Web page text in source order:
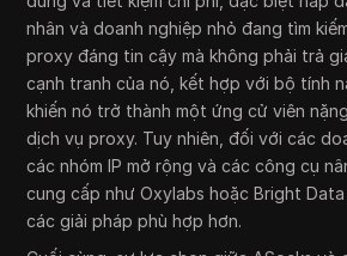
nhân và doanh nghiệp nhỏ đang tìm
proxy đáng tin cậy mà không phải trả
cạnh tranh của nó, kết hợp với bộ tính
khiến nó trở thành một ứng cử viên
dịch vụ proxy. Tuy nhiên, đối với các
các nhóm IP mở rộng và các công cụ
cung cấp như Oxylabs hoặc Bright
các giải pháp phù hợp hơn.